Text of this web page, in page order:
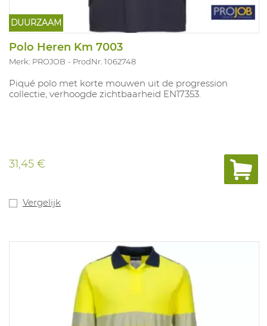
...
DUURZAAM
Polo Heren Km 7003
Merk: PROJOB ProdNr. 1062748
Piqué polo met korte mouwen uit de progression
collectie, verhoogde zichtbaarheid EN17353.
31,45 €
Vergelijk